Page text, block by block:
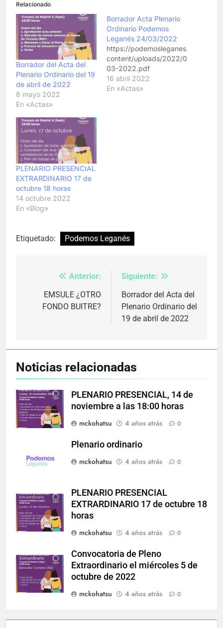
Relacionado
Borrador del Acta del
Plenario Ordinario del 19
de abril de 2022
8 mayo 2022
En «Actas»
Borrador Acta Plenario
Ordinario Podemos
Leganés 24/03/2022
https://podemosleganes.es/wp-
content/uploads/2022/04/
03-2022.pdf
16 abril 2022
En «Actas»
PLENARIO PRESENCIAL
EXTRARDINARIO 17 de
octubre 18 horas
14 octubre 2022
En «Blog»
Etiquetado: Podemos Leganés
Navegación
Anterior:
EMSULE ¿OTRO
FONDO BUITRE?
Siguiente:
Borrador del Acta del
Plenario Ordinario del
19 de abril de 2022
Noticias relacionadas
PLENARIO PRESENCIAL, 14 de
noviembre a las 18:00 horas
mckohatsu
4 años atrás 0
Plenario ordinario
mckohatsu
4 años atrás 0
PLENARIO PRESENCIAL
EXTRARDINARIO 17 de octubre 18
horas
mckohatsu
4 años atrás 0
Convocatoria de Pleno
Extraordinario el miércoles 5 de
octubre de 2022
mckohatsu
4 años atrás 0